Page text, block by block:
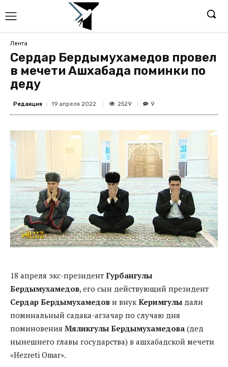
Лента
Сердар Бердымухамедов провел
в мечети Ашхабада поминки по
деду
Редакция 19 апреля 2022 2529 9
18 апреля экс-президент Гурбангулы
Бердымухамедов, его сын действующий президент
Сердар Бердымухамедов и внук Керимгулы дали
поминальный садака-агзачар по случаю дня
поминовения Мяликгулы Бердымухамедова (дед
нынешнего главы государства) в ашхабадской мечети
«Hezreti Omar».